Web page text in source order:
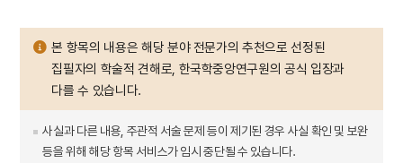
본 항목의 내용은 해당 분야 전문가의 추천으로 선정된
집필자의 학술적 견해로, 한국학중앙연구원의 공식 입장과
다를 수 있습니다.
사실과 다른 내용, 주관적 서술 문제 등이 제기된 경우 사실 확인 및 보완
등을 위해 해당 항목 서비스가 임시 중단될 수 있습니다.